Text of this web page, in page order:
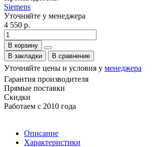
Siemens
Уточняйте у менеджера
4 550 р.
В корзину
В закладки
В сравнение
Уточняйте цены и условия у менеджера
Гарантия производителя
Прямые поставки
Скидки
Работаем с 2010 года
Описание
Характеристики